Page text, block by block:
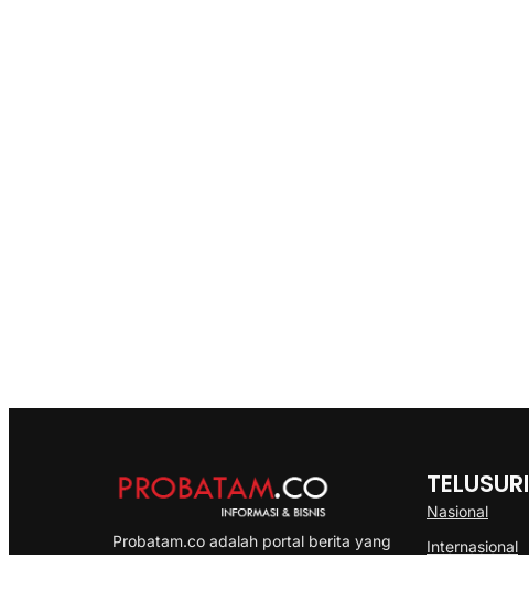
Probatam.co adalah portal berita yang
TELUSURI
Nasional
Internasional